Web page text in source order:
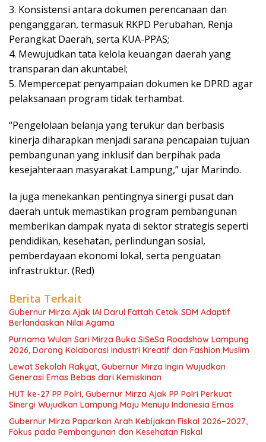
3. Konsistensi antara dokumen perencanaan dan
penganggaran, termasuk RKPD Perubahan, Renja
Perangkat Daerah, serta KUA-PPAS;
4. Mewujudkan tata kelola keuangan daerah yang
transparan dan akuntabel;
5. Mempercepat penyampaian dokumen ke DPRD agar
pelaksanaan program tidak terhambat.
“Pengelolaan belanja yang terukur dan berbasis
kinerja diharapkan menjadi sarana pencapaian tujuan
pembangunan yang inklusif dan berpihak pada
kesejahteraan masyarakat Lampung,” ujar Marindo.
Ia juga menekankan pentingnya sinergi pusat dan
daerah untuk memastikan program pembangunan
memberikan dampak nyata di sektor strategis seperti
pendidikan, kesehatan, perlindungan sosial,
pemberdayaan ekonomi lokal, serta penguatan
infrastruktur. (Red)
Berita Terkait
Gubernur Mirza Ajak IAI Darul Fattah Cetak SDM Adaptif
Berlandaskan Nilai Agama
Purnama Wulan Sari Mirza Buka SiSeSa Roadshow Lampung
2026, Dorong Kolaborasi Industri Kreatif dan Fashion Muslim
Lewat Sekolah Rakyat, Gubernur Mirza Ingin Wujudkan
Generasi Emas Bebas dari Kemiskinan
HUT ke-27 PP Polri, Gubernur Mirza Ajak PP Polri Perkuat
Sinergi Wujudkan Lampung Maju Menuju Indonesia Emas
Gubernur Mirza Paparkan Arah Kebijakan Fiskal 2026–2027,
Fokus pada Pembangunan dan Kesehatan Fiskal